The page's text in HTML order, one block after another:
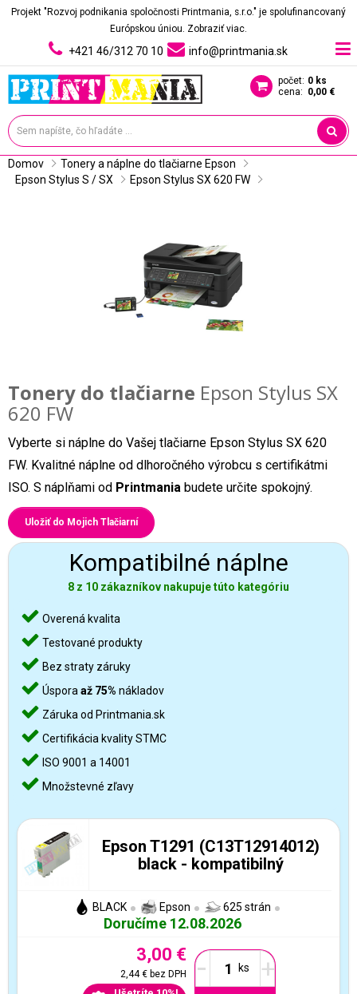
Projekt "Rozvoj podnikania spoločnosti Printmania, s.r.o." je spolufinancovaný
Európskou úniou. Zobraziť viac.
+421 46/312 70 10 info@printmania.sk
počet: 0 ks
cena: 0,00 €
Domov
Tonery a náplne do tlačiarne Epson
Epson Stylus S / SX
Epson Stylus SX 620 FW
Tonery do tlačiarne Epson Stylus SX
620 FW
Vyberte si náplne do Vašej tlačiarne Epson Stylus SX 620
FW. Kvalitné náplne od dlhoročného výrobcu s certifikátmi
ISO. S náplňami od Printmania budete určite spokojný.
Uložiť do Mojich Tlačiarní
Kompatibilné náplne
8 z 10 zákazníkov nakupuje túto kategóriu
Overená kvalita
Testované produkty
Bez straty záruky
Úspora až 75% nákladov
Záruka od Printmania.sk
Certifikácia kvality STMC
ISO 9001 a 14001
Množstevné zľavy
Epson T1291 (C13T12914012)
black - kompatibilný
BLACK Epson 625 strán
Doručíme 12.08.2026
3,00 €
2,44 €bez DPH - +